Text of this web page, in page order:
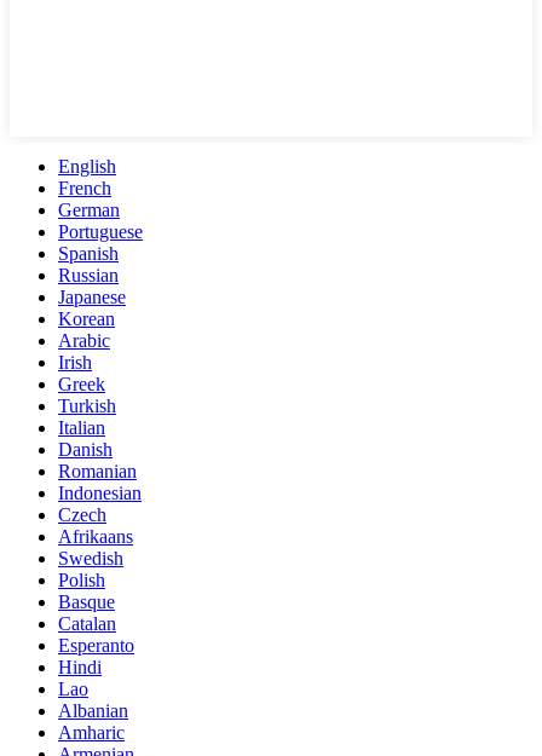
English
French
German
Portuguese
Spanish
Russian
Japanese
Korean
Arabic
Irish
Greek
Turkish
Italian
Danish
Romanian
Indonesian
Czech
Afrikaans
Swedish
Polish
Basque
Catalan
Esperanto
Hindi
Lao
Albanian
Amharic